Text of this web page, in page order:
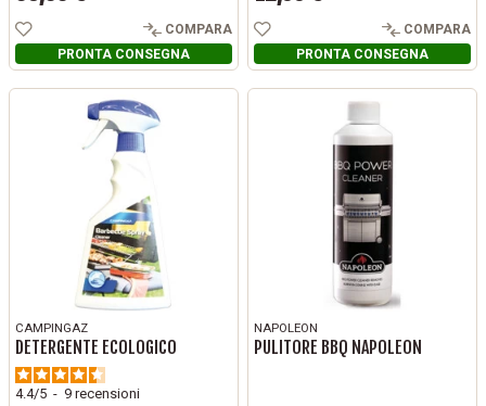
COMPARA
PRONTA CONSEGNA
COMPARA
PRONTA CONSEGNA
CAMPINGAZ
DETERGENTE ECOLOGICO
4.4/5 - 9 recensioni
NAPOLEON
PULITORE BBQ NAPOLEON